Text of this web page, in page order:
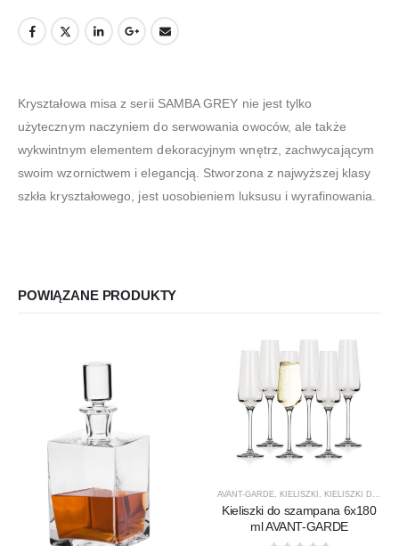
Kryształowa misa z serii SAMBA GREY nie jest tylko
użytecznym naczyniem do serwowania owoców, ale także
wykwintnym elementem dekoracyjnym wnętrz, zachwycającym
swoim wzornictwem i elegancją. Stworzona z najwyższej klasy
szkła kryształowego, jest uosobieniem luksusu i wyrafinowania.
POWIĄZANE PRODUKTY
AVANT-GARDE, KIELISZKI , KIELISZKI DO SZAMPANA
Kieliszki do szampana 6x180
ml AVANT-GARDE